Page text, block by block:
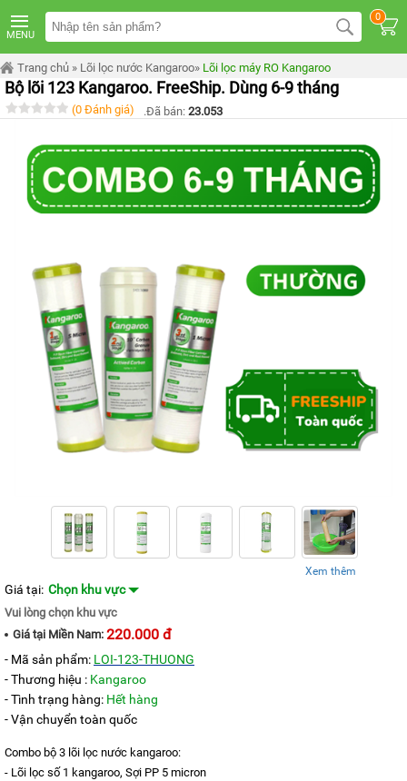
MENU
0
TRANG
CHỦ
MÁY
LỌC
NƯỚC
KANGAROO
ÂM
MÁY
LỌC
NƯỚC
KANGAROO
LỌC
NƯỚC
KANGAROO
KANGAROO
KANGAROO
LẠNH
KANGAROO
CÂY
NƯỚC
NÓNG
LẠNH
KANGAROO
LÕI
NƯỚC
KANGAROO
Trang chủ » Lõi lọc nước Kangaroo» Lõi lọc máy RO Kangaroo
Bộ lõi 123 Kangaroo. FreeShip. Dùng 6-9 tháng
(0 Đánh giá) .Đã bán: 23.053
Xem thêm
Giá tại: Chọn khu vực
Vui lòng chọn khu vực
Giá tại Miền Nam: 220.000 đ
- Mã sản phẩm: LOI-123-THUONG
- Thương hiệu : Kangaroo
- Tình trạng hàng: Hết hàng
- Vận chuyển toàn quốc
Combo bộ 3 lõi lọc nước kangaroo:
- Lõi lọc số 1 kangaroo, Sợi PP 5 micron